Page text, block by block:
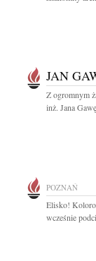
JAN
Z ogromnym
inż. Jana
POZNAŃ
Elisko!
wcześnie